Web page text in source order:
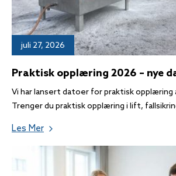
juli 27, 2026
Praktisk opplæring 2026 – nye
Vi har lansert datoer for praktisk opplæring
Trenger du praktisk opplæring i lift,
Les Mer